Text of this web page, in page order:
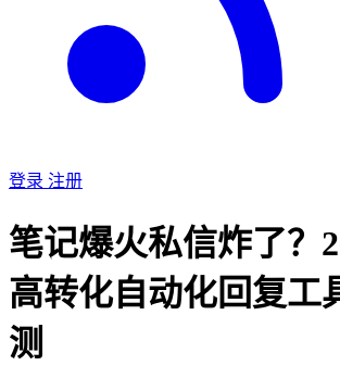
登录 注册
笔记爆火私信炸了？
高转化自动化回复工
测